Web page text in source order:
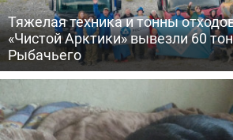
Тяжелая техника и тонны
«Чистой Арктики» вывезли 60
Рыбачьего